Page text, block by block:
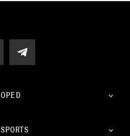
OPED
SPORTS